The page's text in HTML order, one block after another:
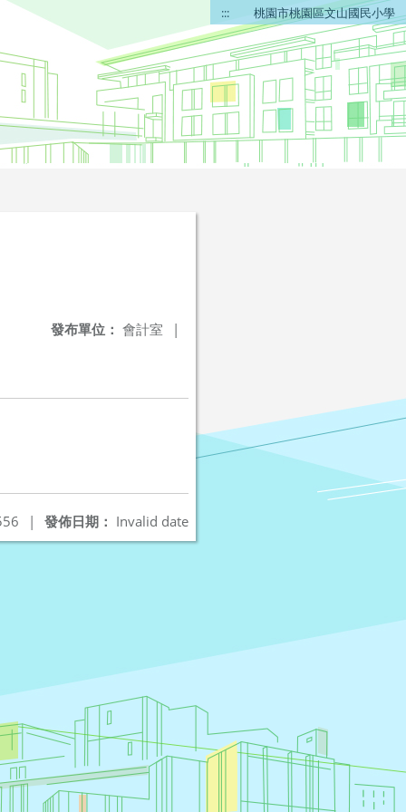
::: 桃園市桃園區文山國民小學
發布單位： 會計室 |
發佈日期： Invalid date
|